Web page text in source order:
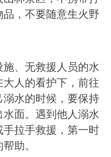
，不要随意生火野
、无救援人员的水
人的看护下，前往
水的时候，要保持
面。遇到他人溺水
拉手救援，第一时
助。